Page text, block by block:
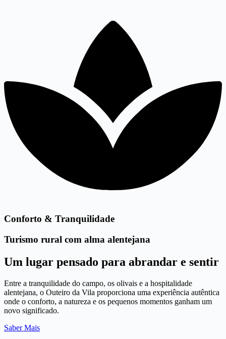
Conforto & Tranquilidade
Turismo rural com alma alentejana
Um lugar pensado para abrandar e sentir
Entre a tranquilidade do campo, os olivais e a hospitalidade
alentejana, o Outeiro da Vila proporciona uma experiência autêntica
onde o conforto, a natureza e os pequenos momentos ganham um
novo significado.
Saber Mais